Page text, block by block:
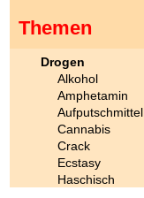
Themen
Drogen
Alkohol
Amphetamin
Aufputschmittel
Cannabis
Crack
Ecstasy
Haschisch